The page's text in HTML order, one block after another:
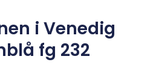
i Venedig
fg 232